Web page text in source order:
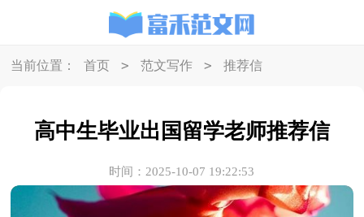
当前位置： 首页 > 范文写作 > 推荐信
高中生毕业出国留学老师推荐信
时间：2025-10-07 19:22:53